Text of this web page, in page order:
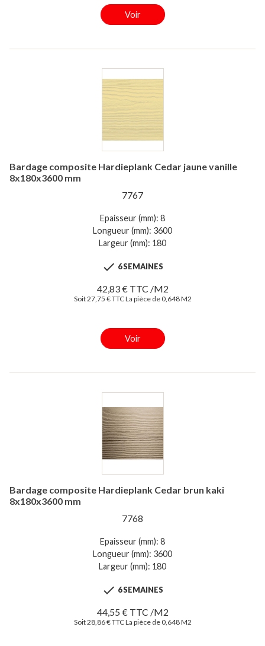
Voir
Bardage composite Hardieplank Cedar jaune vanille
8x180x3600 mm
7767
Epaisseur (mm): 8
Longueur (mm): 3600
Largeur (mm): 180
 6 SEMAINES
42,83 € TTC /M2
Soit 27,75 € TTC La pièce de 0,648 M2
Voir
Bardage composite Hardieplank Cedar brun kaki
8x180x3600 mm
7768
Epaisseur (mm): 8
Longueur (mm): 3600
Largeur (mm): 180
 6 SEMAINES
44,55 € TTC /M2
Soit 28,86 € TTC La pièce de 0,648 M2